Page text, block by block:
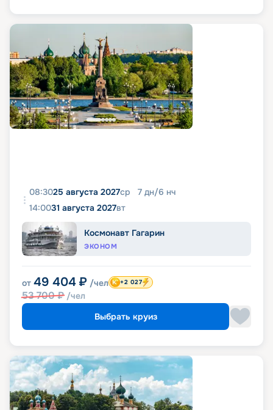
08:3025 августа 2027ср 7 дн/6 нч
14:0031 августа 2027вт
Космонавт Гагарин
ЭКОНОМ
от 49 404 ₽ /чел
53 700₽ /чел
+2 027
Выбрать круиз